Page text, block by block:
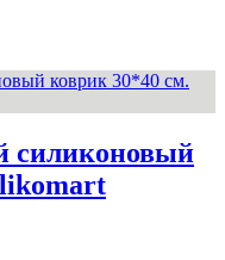
силиконовый